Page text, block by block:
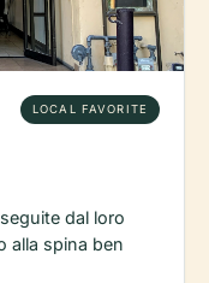
LOCAL FAVORITE
dal loro
alla spina ben